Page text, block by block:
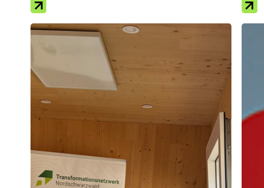
Wirtschaftsförderung
Organisation
Wirtschaftsstandort
Karriere
Kontakt
Unsere Angebote
Unternehmen
Start-Ups
Beschäftigte
Westliche Karl-Friedrich-Str. 29-31
75172 Pforzheim
07231 / 1543690
info@nordschwarzwald.de
© Wirtschaftsförderung Nordschwarzwald